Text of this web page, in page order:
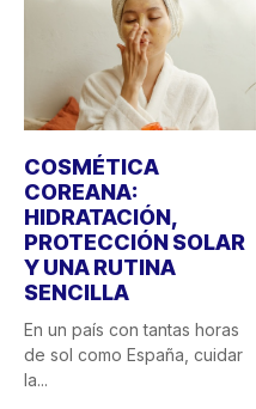
COSMÉTICA
COREANA:
HIDRATACIÓN,
PROTECCIÓN SOLAR
Y UNA RUTINA
SENCILLA
En un país con tantas horas
de sol como España, cuidar
la...